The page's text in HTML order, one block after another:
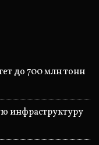
до 700 млн тонн
инфраструктуру